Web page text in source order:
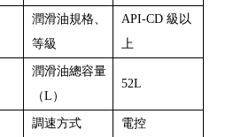
潤滑油規格、
等級
API-CD 級以
上
潤滑油總容量
（L）
52L
調速方式 電控